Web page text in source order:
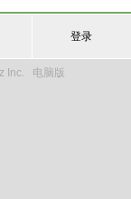
登录
Inc. 电脑版